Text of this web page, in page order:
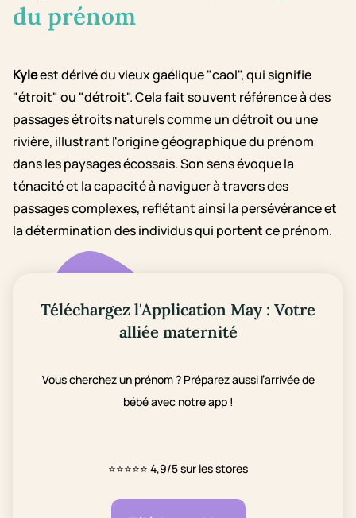
du prénom
Kyleest dérivé du vieux gaélique "caol", qui signifie
"étroit" ou "détroit". Cela fait souvent référence à des
passages étroits naturels comme un détroit ou une
rivière, illustrant l'origine géographique du prénom
dans les paysages écossais. Son sens évoque la
ténacité et la capacité à naviguer à travers des
passages complexes, reflétant ainsi la persévérance et
la détermination des individus qui portent ce prénom.
Téléchargez l'Application May : Votre
alliée maternité
Vous cherchez un prénom ? Préparez aussi l’arrivée de
bébé avec notre app !
⭐⭐⭐⭐⭐ 4,9/5 sur les stores